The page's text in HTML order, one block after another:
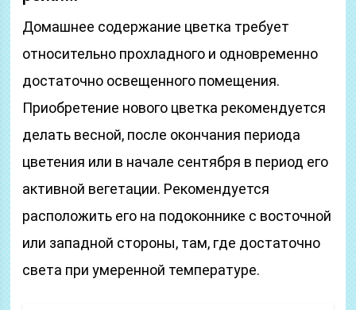
Домашнее содержание цветка требует
относительно прохладного и одновременно
достаточно освещенного помещения.
Приобретение нового цветка рекомендуется
делать весной, после окончания периода
цветения или в начале сентября в период его
активной вегетации. Рекомендуется
расположить его на подоконнике с восточной
или западной стороны, там, где достаточно
света при умеренной температуре.